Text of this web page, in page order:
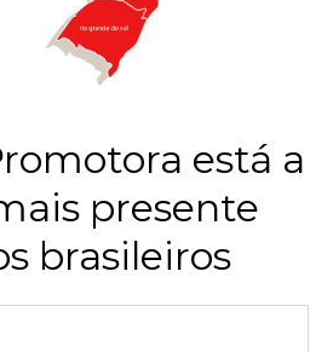
está a
presente
brasileiros